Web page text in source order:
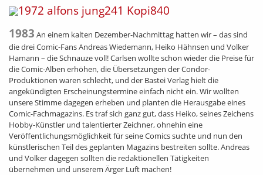
1983 An einem kalten Dezember-Nachmittag hatten wir – das sind
die drei Comic-Fans Andreas Wiedemann, Heiko Hähnsen und Volker
Hamann – die Schnauze voll! Carlsen wollte schon wieder die Preise für
die Comic-Alben erhöhen, die Übersetzungen der Condor-
Produktionen waren schlecht, und der Bastei Verlag hielt die
angekündigten Erscheinungstermine einfach nicht ein. Wir wollten
unsere Stimme dagegen erheben und planten die Herausgabe eines
Comic-Fachmagazins. Es traf sich ganz gut, dass Heiko, seines Zeichens
Hobby-Künstler und talentierter Zeichner, ohnehin eine
Veröffentlichungsmöglichkeit für seine Comics suchte und nun den
künstlerischen Teil des geplanten Magazins bestreiten sollte. Andreas
und Volker dagegen sollten die redaktionellen Tätigkeiten
übernehmen und unserem Ärger Luft machen!